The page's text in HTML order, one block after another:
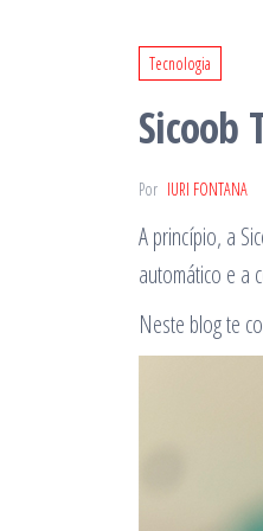
Tecnologia
Sicoob
Por IURI FONTANA
A princípio, a
automático e a
Neste blog te